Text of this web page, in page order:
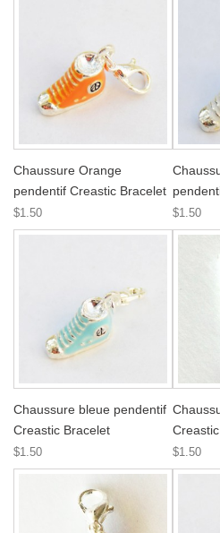
Chaussure Orange
pendentif Creastic Bracelet
$1.50 $1.50
Chaussure bleue pendentif
Creastic Bracelet
$1.50 $1.50